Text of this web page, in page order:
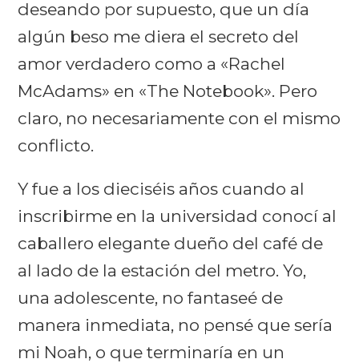
deseando por supuesto, que un día
algún beso me diera el secreto del
amor verdadero como a «Rachel
McAdams» en «The Notebook». Pero
claro, no necesariamente con el mismo
conflicto.
Y fue a los dieciséis años cuando al
inscribirme en la universidad conocí al
caballero elegante dueño del café de
al lado de la estación del metro. Yo,
una adolescente, no fantaseé de
manera inmediata, no pensé que sería
mi Noah, o que terminaría en un